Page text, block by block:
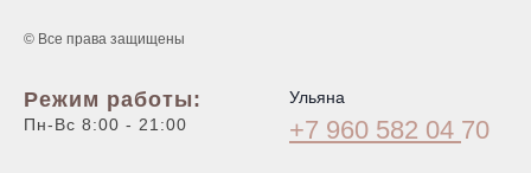
© Все права защищены
Режим работы:
Пн-Вс 8:00 - 21:00
Ульяна
+7 960 582 04 70